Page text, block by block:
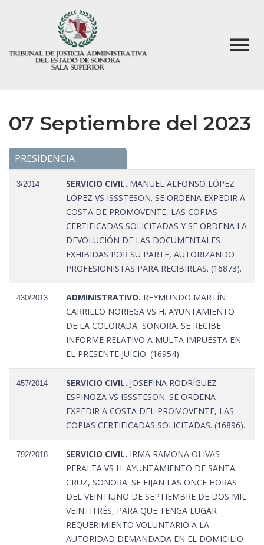
07 Septiembre del 2023
PRESIDENCIA
3/2014 SERVICIO CIVIL. MANUEL ALFONSO LÓPEZ
LÓPEZ VS ISSSTESON. SE ORDENA EXPEDIR A
COSTA DE PROMOVENTE, LAS COPIAS
CERTIFICADAS SOLICITADAS Y SE ORDENA LA
DEVOLUCIÓN DE LAS DOCUMENTALES
EXHIBIDAS POR SU PARTE, AUTORIZANDO
PROFESIONISTAS PARA RECIBIRLAS. (16873).
430/2013 ADMINISTRATIVO. REYMUNDO MARTÍN
CARRILLO NORIEGA VS H. AYUNTAMIENTO
DE LA COLORADA, SONORA. SE RECIBE
INFORME RELATIVO A MULTA IMPUESTA EN
EL PRESENTE JUICIO. (16954).
457/2014 SERVICIO CIVIL. JOSEFINA RODRÍGUEZ
ESPINOZA VS ISSSTESON. SE ORDENA
EXPEDIR A COSTA DEL PROMOVENTE, LAS
COPIAS CERTIFICADAS SOLICITADAS. (16896).
792/2018 SERVICIO CIVIL. IRMA RAMONA OLIVAS
PERALTA VS H. AYUNTAMIENTO DE SANTA
CRUZ, SONORA. SE FIJAN LAS ONCE HORAS
DEL VEINTIUNO DE SEPTIEMBRE DE DOS MIL
VEINTITRÉS, PARA QUE TENGA LUGAR
REQUERIMIENTO VOLUNTARIO A LA
AUTORIDAD DEMANDADA EN EL DOMICILIO